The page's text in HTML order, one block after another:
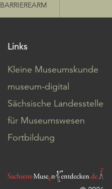
BARRIEREARM
Links
Kleine Museumskunde
museum-digital
Sächsische Landesstelle
für Museumswesen
Fortbildung